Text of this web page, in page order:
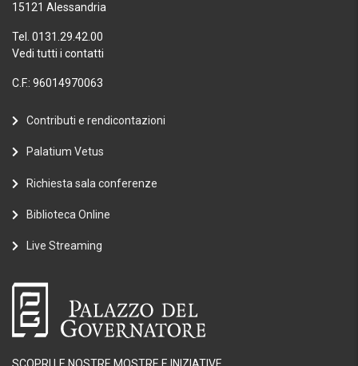
15121 Alessandria
Tel. 0131.29.42.00
Vedi tutti i contatti
C.F.: 96014970063
Contributi e rendicontazioni
Palatium Vetus
Richiesta sala conferenze
Biblioteca Online
Live Streaming